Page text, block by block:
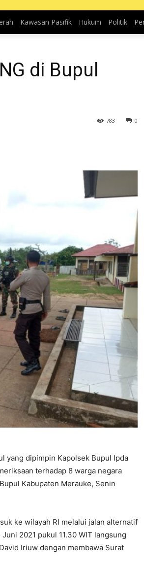
Kawasan Pasifik Hukum Politik
di Bupul
0
783
yang dipimpin Kapolsek Bupul Ipda
terhadap 8 warga negara
Kabupaten Merauke, Senin
ke wilayah RI melalui jalan alternatif
2021 pukul 11.30 WIT langsung
Iriuw dengan membawa Surat